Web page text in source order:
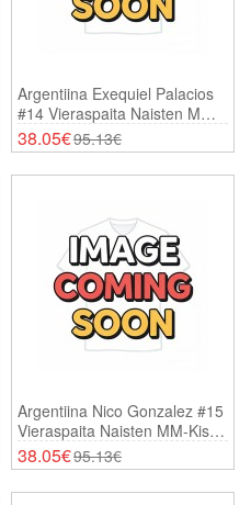
Argentiina Exequiel Palacios
#14 Vieraspaita Naisten MM-
Kisat 2026 Lyhythihainen
38.05€95.13€
Argentiina Nico Gonzalez #15
Vieraspaita Naisten MM-Kisat
2026 Lyhythihainen
38.05€95.13€